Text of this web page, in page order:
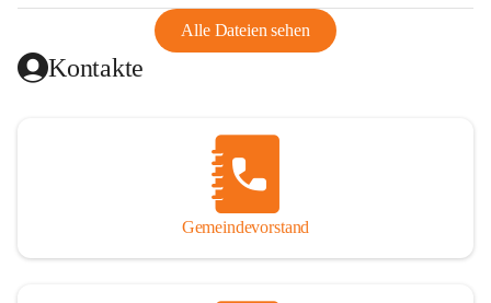
Aus diesem Grund war die Bevölkerung dazu gezwungen,
Schmuggel zu betreiben. Es kam oft zu nächtlichen
Überfällen und Schießereien. Erst mit dem Anschluss des
wirtschaftlich ging es bergauf. Dieser Aufschwung endete
1926. Es folgten Arbeitslosigkeit, Preissteigerung und
Unanbringlichkeit von Produkten. Daher wurde der
Anschluss an das Deutsche Reich begrüßt. Als der Zweite
Weltkrieg ausbrach, schwang die Stimmung um. Es starben
26 Männer an der Front, weitere 16 werden vermisst.
Alle Dateien sehen
Kontakte
Gemeindevorstand